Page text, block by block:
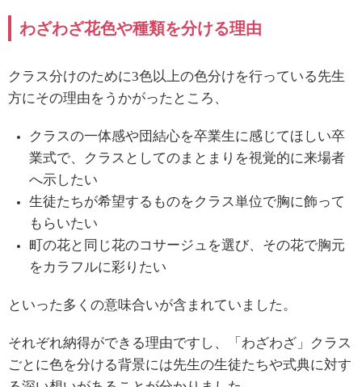
わざわざ花色や種類を分ける理由
クラス分けのために3色以上の色分けを行っている先生
方にその理由をうかがったところ、
クラスの一体感や団結心を卒業生に感じてほしい卒
業式で、クラスとしてのまとまりを視覚的に来場者
へ示したい
生徒たちが希望するものをクラス単位で胸に飾って
もらいたい
町の花と同じ花のコサージュを選び、その花で胸元
をカラフルに彩りたい
といった多くの意味合いが含まれていました。
それぞれ納得ができる理由ですし、
「わざわざ」クラス
ごとに色を分ける背景には先生の生徒たちや式典に対す